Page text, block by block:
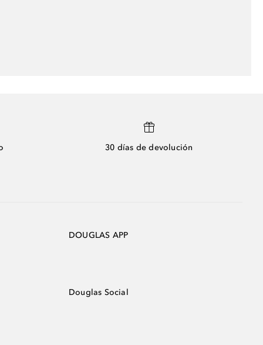
30 días de devolución
DOUGLAS APP
Douglas Social